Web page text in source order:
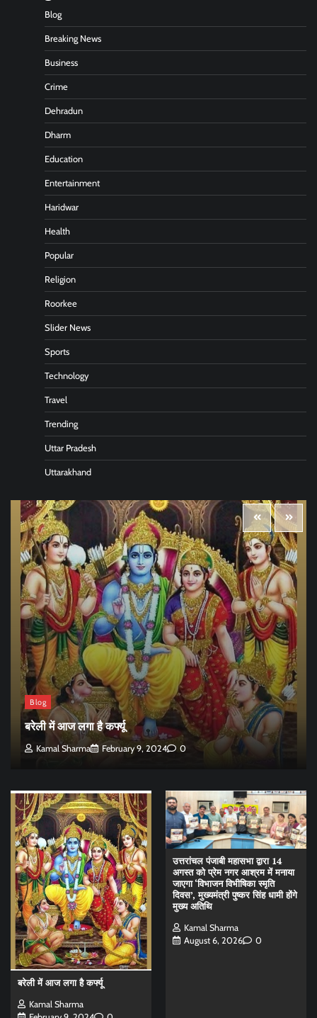
Blog
Breaking News
Business
Crime
Dehradun
Dharm
Education
Entertainment
Haridwar
Health
Popular
Religion
Roorkee
Slider News
Sports
Technology
Travel
Trending
Uttar Pradesh
Uttarakhand
Blog
बरेली में आज लगा है कर्फ्यू
Kamal Sharma February 9, 2024 0
बरेली में आज लगा है कर्फ्यू
Kamal Sharma
उत्तरांचल पंजाबी महासभा द्वारा 14
अगस्त को प्रेम नगर आश्रम में मनाया
जाएगा ‘विभाजन विभीषिका स्मृति
दिवस’, मुख्यमंत्री पुष्कर सिंह धामी होंगे
मुख्य अतिथि
Kamal Sharma
August 6, 2026
0